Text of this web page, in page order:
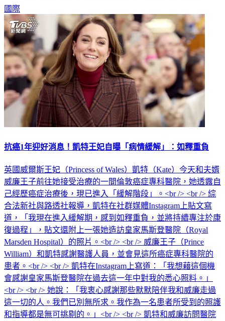
國際
抗癌1年迎好消息！凱特王妃自曝「病情緩解」：如釋重負
英國威爾斯王妃（Princess of Wales）凱特（Kate）今天和夫婿
威廉王子前往她接受治療的一間倫敦癌症專科醫院，她透露自
己經歷癌症治療後，現已進入「緩解階段」。<br /> <br /> 綜
合法新社與路透社報導，凱特在社群媒體Instagram上貼文寫
道，「我現在進入緩解期，感到如釋重負，並將持續專注於康
復過程」，貼文還附上一張她造訪皇家馬斯登醫院（Royal
Marsden Hospital）的照片。<br /> <br /> 威廉王子（Prince
William）和凱特感謝醫護人員，並會見這所癌症專科醫院的
患者。<br /> <br /> 凱特在Instagram上寫道：「我想藉這個機
會感謝皇家馬斯登醫院在過去這一年中對我的悉心照料。」
<br /> <br /> 她說：「我衷心感謝那些默默陪伴我和威廉走過
這一切的人。我們已別無所求。我作為一名患者所受到的照護
和指導都是無可挑剔的。」<br /> <br /> 凱特和威廉訪問醫院